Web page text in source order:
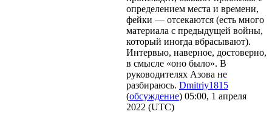
определением места и времени,
фейки — отсекаются (есть много
материала с предыдущей войны,
который иногда вбрасывают).
Интервью, наверное, достоверно,
в смысле «оно было». В
руководителях Азова не
разбираюсь. Dmitriy1815
(обсуждение) 05:00, 1 апреля
2022 (UTC)